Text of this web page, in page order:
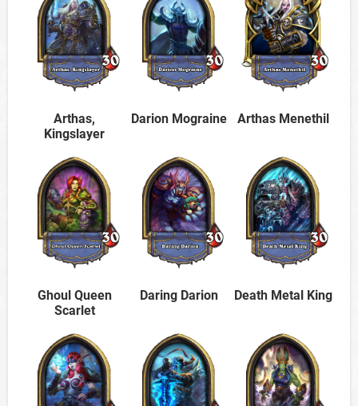
Arthas,
Kingslayer
Darion Mograine Arthas Menethil
Ghoul Queen
Scarlet
Daring Darion Death Metal King